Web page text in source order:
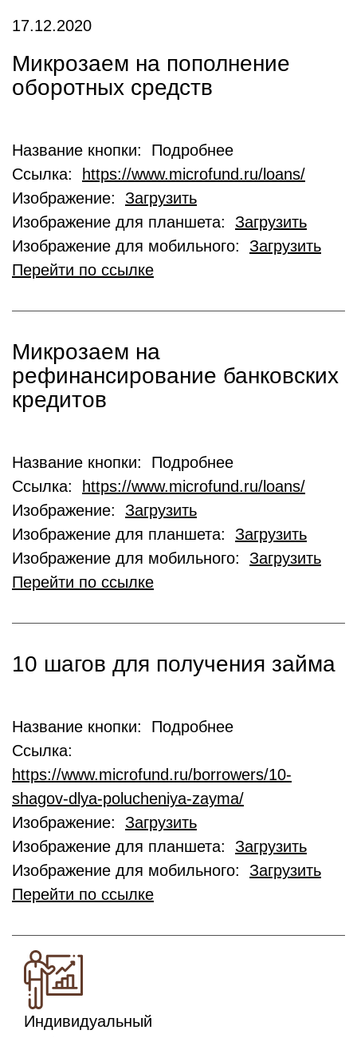
17.12.2020
Микрозаем на пополнение
оборотных средств
Название кнопки: Подробнее
Ссылка:
https://www.microfund.ru/loans/
Изображение: Загрузить
Изображение для планшета: Загрузить
Изображение для мобильного: Загрузить
Перейти по ссылке
Микрозаем на
рефинансирование банковских
кредитов
Название кнопки: Подробнее
Ссылка:
https://www.microfund.ru/loans/
Изображение: Загрузить
Изображение для планшета: Загрузить
Изображение для мобильного: Загрузить
Перейти по ссылке
10 шагов для получения займа
Название кнопки: Подробнее
Ссылка:
https://www.microfund.ru/borrowers/10-
shagov-dlya-polucheniya-zayma/
Изображение: Загрузить
Изображение для планшета: Загрузить
Изображение для мобильного: Загрузить
Перейти по ссылке
Индивидуальный